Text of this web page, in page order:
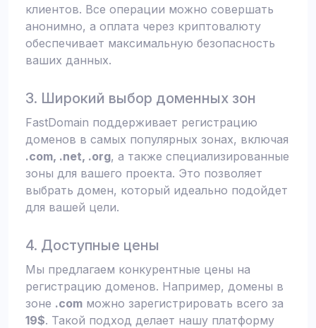
клиентов. Все операции можно совершать
анонимно, а оплата через криптовалюту
обеспечивает максимальную безопасность
ваших данных.
3. Широкий выбор доменных зон
FastDomain поддерживает регистрацию
доменов в самых популярных зонах, включая
.com, .net, .org, а также специализированные
зоны для вашего проекта. Это позволяет
выбрать домен, который идеально подойдет
для вашей цели.
4. Доступные цены
Мы предлагаем конкурентные цены на
регистрацию доменов. Например, домены в
зоне .com можно зарегистрировать всего за
19$. Такой подход делает нашу платформу